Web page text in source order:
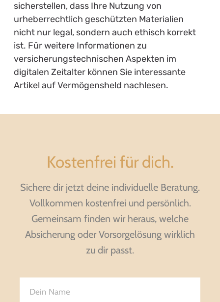
sicherstellen, dass Ihre Nutzung von
urheberrechtlich geschützten Materialien
nicht nur legal, sondern auch ethisch korrekt
ist. Für weitere Informationen zu
versicherungstechnischen Aspekten im
digitalen Zeitalter können Sie interessante
Artikel auf Vermögensheld nachlesen.
Kostenfrei für dich.
Sichere dir jetzt deine individuelle Beratung.
Vollkommen kostenfrei und persönlich.
Gemeinsam finden wir heraus, welche
Absicherung oder Vorsorgelösung wirklich
zu dir passt.